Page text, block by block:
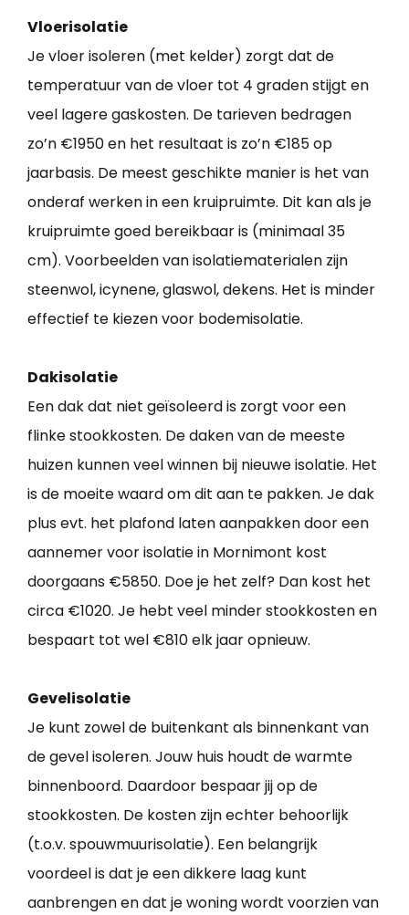
Vloerisolatie
Je vloer isoleren (met kelder) zorgt dat de
temperatuur van de vloer tot 4 graden stijgt en
veel lagere gaskosten. De tarieven bedragen
zo’n €1950 en het resultaat is zo’n €185 op
jaarbasis. De meest geschikte manier is het van
onderaf werken in een kruipruimte. Dit kan als je
kruipruimte goed bereikbaar is (minimaal 35
cm). Voorbeelden van isolatiematerialen zijn
steenwol, icynene, glaswol, dekens. Het is minder
effectief te kiezen voor bodemisolatie.
Dakisolatie
Een dak dat niet geïsoleerd is zorgt voor een
flinke stookkosten. De daken van de meeste
huizen kunnen veel winnen bij nieuwe isolatie. Het
is de moeite waard om dit aan te pakken. Je dak
plus evt. het plafond laten aanpakken door een
aannemer voor isolatie in Mornimont kost
doorgaans €5850. Doe je het zelf? Dan kost het
circa €1020. Je hebt veel minder stookkosten en
bespaart tot wel €810 elk jaar opnieuw.
Gevelisolatie
Je kunt zowel de buitenkant als binnenkant van
de gevel isoleren. Jouw huis houdt de warmte
binnenboord. Daardoor bespaar jij op de
stookkosten. De kosten zijn echter behoorlijk
(t.o.v. spouwmuurisolatie). Een belangrijk
voordeel is dat je een dikkere laag kunt
aanbrengen en dat je woning wordt voorzien van